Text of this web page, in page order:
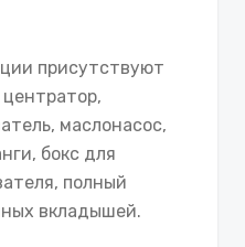
присутствуют
маслонасос,
бокс для
полный
вкладышей.